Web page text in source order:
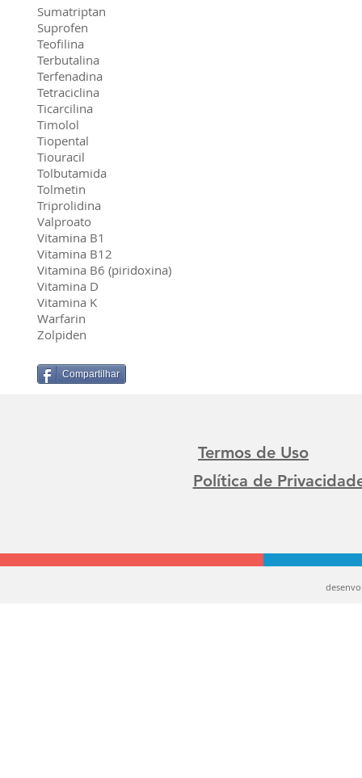
Sumatriptan
Suprofen
Teofilina
Terbutalina
Terfenadina
Tetraciclina
Ticarcilina
Timolol
Tiopental
Tiouracil
Tolbutamida
Tolmetin
Triprolidina
Valproato
Vitamina B1
Vitamina B12
Vitamina B6 (piridoxina)
Vitamina D
Vitamina K
Warfarin
Zolpiden
Compartilhar
Termos de Uso
Política de